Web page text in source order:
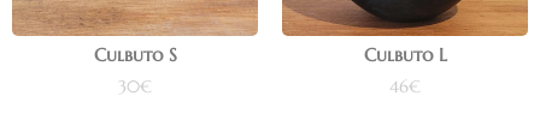
Culbuto S
30€
Culbuto L
46€